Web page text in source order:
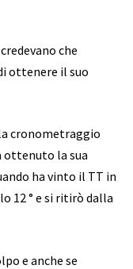
che
ottenere il suo
cronometraggio
ottenuto la sua
ha vinto il TT in
12 ° e si ritirò dalla
e anche se